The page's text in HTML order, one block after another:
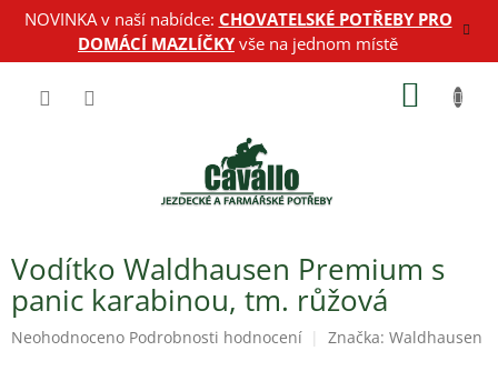
PřejítNOVINKA v naší nabídce: CHOVATELSKÉ POTŘEBY PRO
DOMÁCÍ MAZLÍČKYvše na jednom místě
Vodítko Waldhausen Premium s
panic karabinou, tm. růžová
Průměrné
Neohodnoceno Podrobnosti hodnocení Značka: Waldhausen